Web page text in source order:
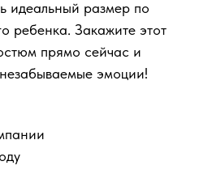
идеальный размер по
ребенка. Закажите этот
прямо сейчас и
эмоции!